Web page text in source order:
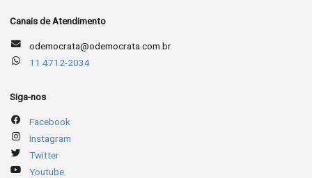
Canais de Atendimento
odemocrata@odemocrata.com.br
11 4712-2034
Siga-nos
Facebook
Instagram
Twitter
Youtube